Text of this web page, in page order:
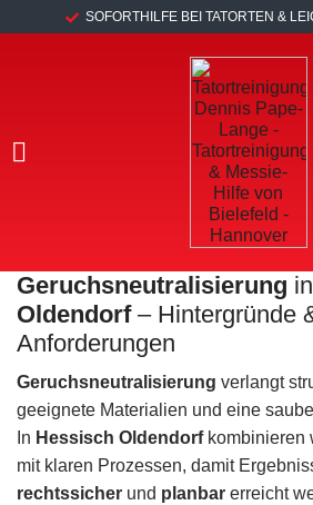
SOFORTHILFE BEI TATORTEN &
Geruchsneutralisierung in
Oldendorf– Hintergründe
Anforderungen
Geruchsneutralisierung verlangt
geeignete Materialien und eine
In Hessisch Oldendorfkombinieren
mit klaren Prozessen, damit
rechtssicher und planbar erreicht